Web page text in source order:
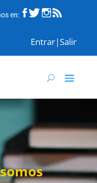
en:
Entrar|Salir